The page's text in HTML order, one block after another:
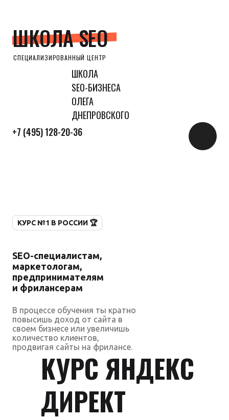
ШКОЛА SEO
СПЕЦИАЛИЗИРОВАННЫЙ ЦЕНТР
ШКОЛА
SEO-БИЗНЕСА
ОЛЕГА
ДНЕПРОВСКОГО
+7 (495) 128-20-36
КУРС №1 В РОССИИ 🏆
SEO-специалистам,
маркетологам,
предпринимателям
и фрилансерам
В процессе обучения ты кратно
повысишь доход от сайта в
своем бизнесе или увеличишь
количество клиентов,
продвигая сайты на фрилансе.
КУРС ЯНДЕКС
ДИРЕКТ